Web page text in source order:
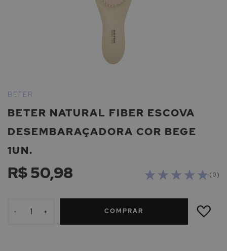
para
início
Galeria
de
imagens
BETER NATURAL FIBER ESCOVA
DESEMBARAÇADORA COR BEGE
1UN.
BETER
( 0 )
R$ 50,98
- + COMPRAR
ADICIONAR
LISTA